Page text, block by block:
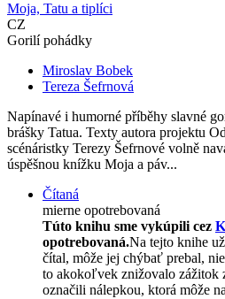
Moja, Tatu a tiplíci
CZ
Gorilí pohádky
Miroslav Bobek
Tereza Šefrnová
Napínavé i humorné příběhy slavné
brášky Tatua. Texty autora projektu
scénáristky Terezy Šefrnové volně
úspěšnou knížku Moja a páv...
Čítaná
mierne opotrebovaná
Túto knihu sme vykúpili cez
opotrebovaná.Na tejto knihe
čítal, môže jej chýbať prebal,
to akokoľvek znižovalo zážitok
označili nálepkou, ktorá môže